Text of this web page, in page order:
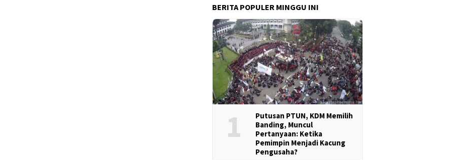
BERITA POPULER MINGGU INI
1
Putusan PTUN, KDM Memilih
Banding, Muncul
Pertanyaan: Ketika
Pemimpin Menjadi Kacung
Pengusaha?